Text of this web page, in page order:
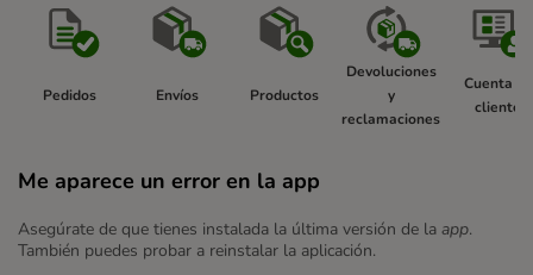
Pedidos Envíos Productos
Devoluciones
y
reclamaciones
Cuenta
cliente
Me aparece un error en la app
Asegúrate de que tienes instalada la última versión de la app.
También puedes probar a reinstalar la aplicación.